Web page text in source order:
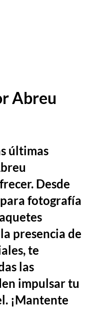
Abreu
últimas
Desde
fotografía
presencia de
te
las
impulsar tu
¡Mantente